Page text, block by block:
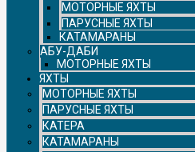
МОТОРНЫЕ ЯХТЫ
ПАРУСНЫЕ ЯХТЫ
КАТАМАРАНЫ
АБУ-ДАБИ
МОТОРНЫЕ ЯХТЫ
ЯХТЫ
МОТОРНЫЕ ЯХТЫ
ПАРУСНЫЕ ЯХТЫ
КАТЕРА
КАТАМАРАНЫ